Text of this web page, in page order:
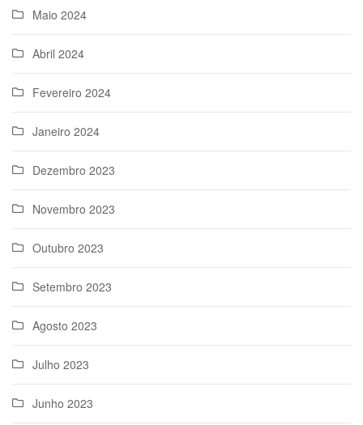
Maio 2024
Abril 2024
Fevereiro 2024
Janeiro 2024
Dezembro 2023
Novembro 2023
Outubro 2023
Setembro 2023
Agosto 2023
Julho 2023
Junho 2023